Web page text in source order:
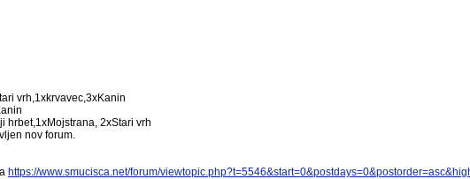
vrh,1xkrvavec,3xKanin
hrbet,1xMojstrana, 2xStari vrh
nov forum.
https://www.smucisca.net/forum/